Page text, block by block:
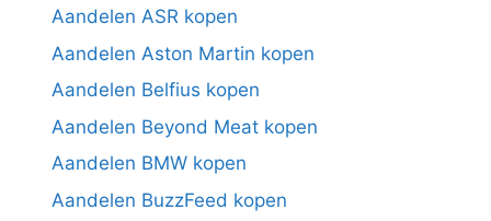
Aandelen ASR kopen
Aandelen Aston Martin kopen
Aandelen Belfius kopen
Aandelen Beyond Meat kopen
Aandelen BMW kopen
Aandelen BuzzFeed kopen